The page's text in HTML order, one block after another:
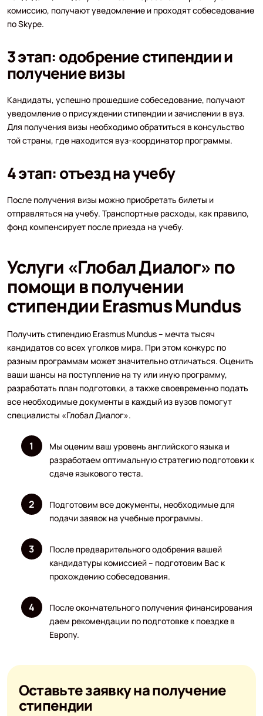
комиссию, получают уведомление и проходят собеседование
по Skype.
3 этап: одобрение стипендии и
получение визы
Кандидаты, успешно прошедшие собеседование, получают
уведомление о присуждении стипендии и зачислении в вуз.
Для получения визы необходимо обратиться в консульство
той страны, где находится вуз-координатор программы.
4 этап: отъезд на учебу
После получения визы можно приобретать билеты и
отправляться на учебу. Транспортные расходы, как правило,
фонд компенсирует после приезда на учебу.
Услуги «Глобал Диалог» по
помощи в получении
стипендии Erasmus Mundus
Получить стипендию Erasmus Mundus – мечта тысяч
кандидатов со всех уголков мира. При этом конкурс по
разным программам может значительно отличаться. Оценить
ваши шансы на поступление на ту или иную программу,
разработать план подготовки, а также своевременно подать
все необходимые документы в каждый из вузов помогут
специалисты «Глобал Диалог».
Мы оценим ваш уровень английского языка и
разработаем оптимальную стратегию подготовки к
сдаче языкового теста.
Подготовим все документы, необходимые для
подачи заявок на учебные программы.
После предварительного одобрения вашей
кандидатуры комиссией – подготовим Вас к
прохождению собеседования.
После окончательного получения финансирования
даем рекомендации по подготовке к поездке в
Европу.
Оставьте заявку на получение
стипендии